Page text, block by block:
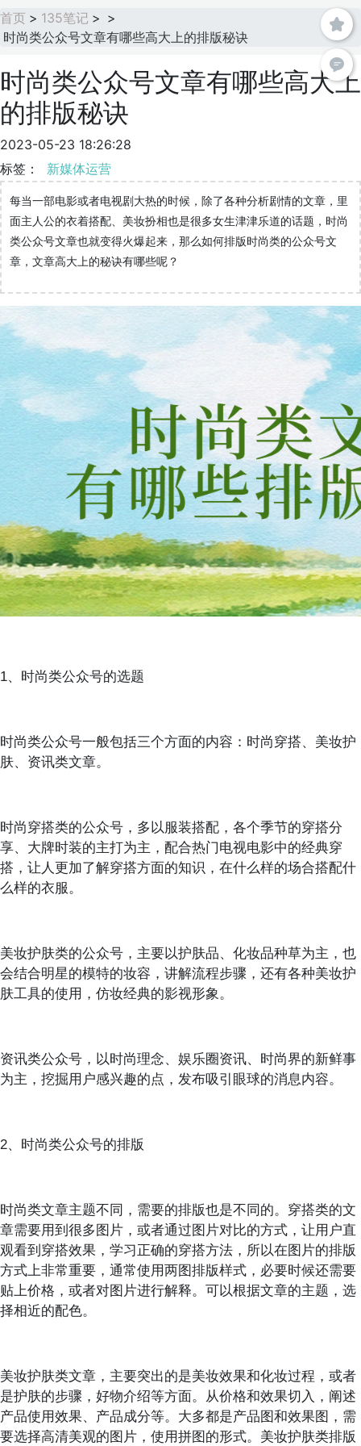
首页 > 135笔记 > >
时尚类公众号文章有哪些高大上的排版秘诀
时尚类公众号文章有哪些高大上
的排版秘诀
2023-05-23 18:26:28
标签： 新媒体运营
每当一部电影或者电视剧大热的时候，除了各种分析剧情的文章，里
面主人公的衣着搭配、美妆扮相也是很多女生津津乐道的话题，时尚
类公众号文章也就变得火爆起来，那么如何排版时尚类的公众号文
章，文章高大上的秘诀有哪些呢？
1、时尚类公众号的选题
时尚类公众号一般包括三个方面的内容：时尚穿搭、美妆护
肤、资讯类文章。
时尚穿搭类的公众号，多以服装搭配，各个季节的穿搭分
享、大牌时装的主打为主，配合热门电视电影中的经典穿
搭，让人更加了解穿搭方面的知识，在什么样的场合搭配什
么样的衣服。
美妆护肤类的公众号，主要以护肤品、化妆品种草为主，也
会结合明星的模特的妆容，讲解流程步骤，还有各种美妆护
肤工具的使用，仿妆经典的影视形象。
资讯类公众号，以时尚理念、娱乐圈资讯、时尚界的新鲜事
为主，挖掘用户感兴趣的点，发布吸引眼球的消息内容。
2、时尚类公众号的排版
时尚类文章主题不同，需要的排版也是不同的。穿搭类的文
章需要用到很多图片，或者通过图片对比的方式，让用户直
观看到穿搭效果，学习正确的穿搭方法，所以在图片的排版
方式上非常重要，通常使用两图排版样式，必要时候还需要
贴上价格，或者对图片进行解释。可以根据文章的主题，选
择相近的配色。
美妆护肤类文章，主要突出的是美妆效果和化妆过程，或者
是护肤的步骤，好物介绍等方面。从价格和效果切入，阐述
产品使用效果、产品成分等。大多都是产品图和效果图，需
要选择高清美观的图片，使用拼图的形式。美妆护肤类排版